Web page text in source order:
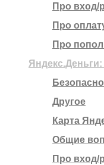
Про вход/
Про
Про
Другое
Карта
Общие
Про вход/